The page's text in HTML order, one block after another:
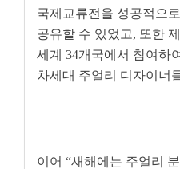
국제교류전을 성공적으
공유할 수 있었고, 또한 제
세계 34개국에서 참여하
차세대 주얼리 디자이너
이어 “새해에는 주얼리